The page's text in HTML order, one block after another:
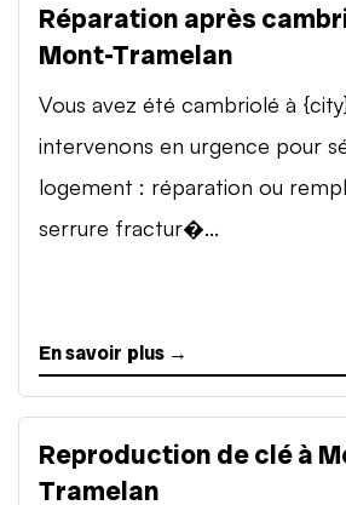
Réparation après
Mont-Tramelan
Vous avez été cambriolé à
intervenons en urgence pour
logement : réparation ou
serrure fractur�...
En savoir plus →
Reproduction de clé à
Tramelan